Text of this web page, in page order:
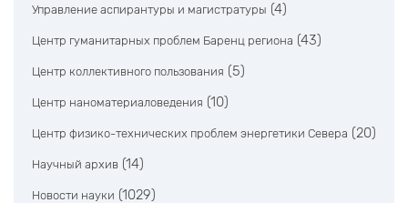
Управление аспирантуры и магистратуры (4)
Центр гуманитарных проблем Баренц региона (43)
Центр коллективного пользования (5)
Центр наноматериаловедения (10)
Центр физико-технических проблем энергетики Севера (20)
Научный архив (14)
Новости науки (1029)